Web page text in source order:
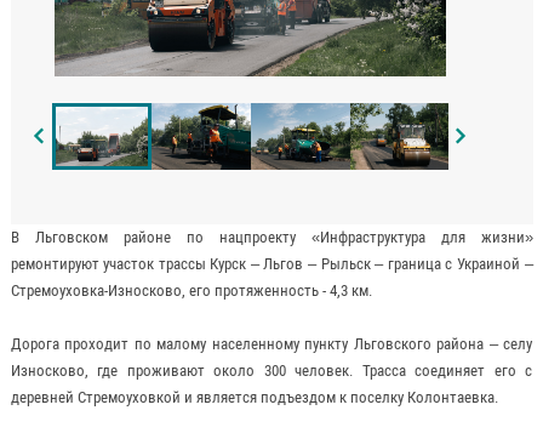
В Льговском районе по нацпроекту «Инфраструктура для жизни»
ремонтируют участок трассы Курск – Льгов – Рыльск – граница с Украиной –
Стремоуховка-Износково, его протяженность - 4,3 км.
Дорога проходит по малому населенному пункту Льговского района – селу
Износково, где проживают около 300 человек. Трасса соединяет его с
деревней Стремоуховкой и является подъездом к поселку Колонтаевка.